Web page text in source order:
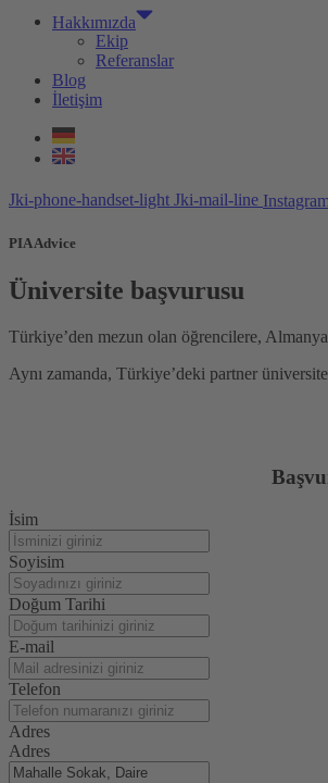
Hakkımızda
Ekip
Referanslar
Blog
İletişim
Jki-phone-handset-light Jki-mail-line Instagram
PIA Advice
Üniversite başvurusu
Türkiye’den mezun olan öğrencilere,
Aynı zamanda, Türkiye’deki partner
İsim
Soyisim
Doğum Tarihi
E-mail
Telefon
Adres
Adres